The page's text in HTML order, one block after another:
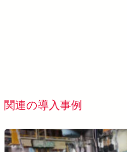
関連の導入事例